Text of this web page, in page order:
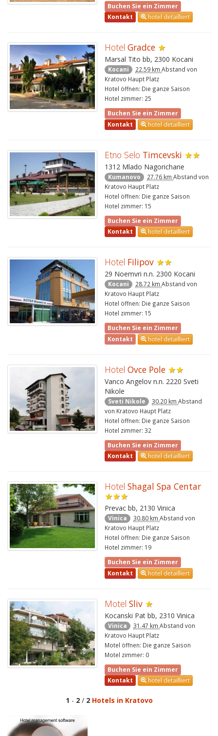
Buchen Sie ein Zimmer
Kontakt
hotel detailliert
Hotel Gradce ★
Marsal Tito bb, 2300 Kocani
Kocani 22.59 km Abstand von
Kratovo Haupt Platz
Hotel öffnen: Die ganze Saison
Hotel zimmer: 25
Buchen Sie ein Zimmer
Kontakt
hotel detailliert
Etno Selo Timcevski ★★
1312 Mlado Nagorichane
Kumanovo 27.76 km Abstand von
Kratovo Haupt Platz
Hotel öffnen: Die ganze Saison
Hotel zimmer: 15
Buchen Sie ein Zimmer
Kontakt
hotel detailliert
Hotel Filipov ★★
29 Noemvri n.n. 2300 Kocani
Kocani 28.72 km Abstand von
Kratovo Haupt Platz
Hotel öffnen: Die ganze Saison
Hotel zimmer: 15
Buchen Sie ein Zimmer
Kontakt
hotel detailliert
Hotel Ovce Pole ★★
Vanco Angelov n.n. 2220 Sveti
Nikole
Sveti Nikole 30.20 km Abstand
von Kratovo Haupt Platz
Hotel öffnen: Die ganze Saison
Hotel zimmer: 32
Buchen Sie ein Zimmer
Kontakt
hotel detailliert
Hotel Shagal Spa Centar
★★★
Prevac bb, 2130 Vinica
Vinica 30.80 km Abstand von
Kratovo Haupt Platz
Hotel öffnen: Die ganze Saison
Hotel zimmer: 19
Buchen Sie ein Zimmer
Kontakt
hotel detailliert
Motel Sliv ★
Kocanski Pat bb, 2310 Vinica
Vinica 31.47 km Abstand von
Kratovo Haupt Platz
Motel öffnen: Die ganze Saison
Motel zimmer: 0
Buchen Sie ein Zimmer
Kontakt
hotel detailliert
1 - 2/ 2 Hotels in Kratovo